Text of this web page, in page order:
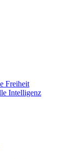
Freiheit
Intelligenz